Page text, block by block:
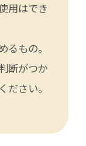
用はでき
るもの。
断がつか
ださい。